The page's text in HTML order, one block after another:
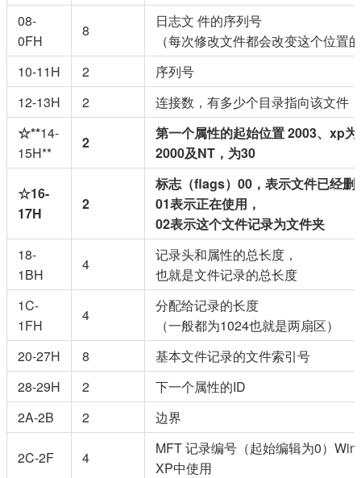
08-
0FH
8
日志文 件的序列号
（每次修改文件都会改变这个位置
10-11H
2
序列号
12-13H
2
连接数，有多少个目录指向该文件
☆**14-
15H**
2
第一个属性的起始位置2003、xp为
2000及NT，为30
☆16-
17H
2
标志（flags）00，表示文件已经删
01表示正在使用，
02表示这个文件记录为文件夹
18-
1BH
4
记录头和属性的总长度，
也就是文件记录的总长度
1C-
1FH
4
分配给记录的长度
（一般都为1024也就是两扇区）
20-27H
8
基本文件记录的文件索引号
28-29H
2
下一个属性的ID
2A-2B
2 边界
2C-2F 4
MFT 记录编号（起始编辑为0）
XP中使用